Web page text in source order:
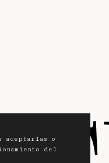
aceptarlas o
del